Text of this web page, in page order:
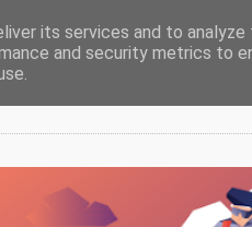
its services and to analyze
and security metrics to